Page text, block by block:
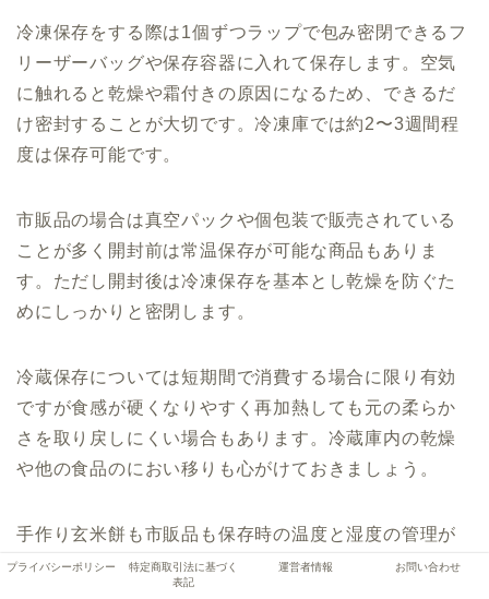
冷凍保存をする際は1個ずつラップで包み密閉できるフ
リーザーバッグや保存容器に入れて保存します。空気
に触れると乾燥や霜付きの原因になるため、できるだ
け密封することが大切です。冷凍庫では約2〜3週間程
度は保存可能です。
市販品の場合は真空パックや個包装で販売されている
ことが多く開封前は常温保存が可能な商品もありま
す。ただし開封後は冷凍保存を基本とし乾燥を防ぐた
めにしっかりと密閉します。
冷蔵保存については短期間で消費する場合に限り有効
ですが食感が硬くなりやすく再加熱しても元の柔らか
さを取り戻しにくい場合もあります。冷蔵庫内の乾燥
や他の食品のにおい移りも心がけておきましょう。
手作り玄米餅も市販品も保存時の温度と湿度の管理が
味や食感に影響を与えます。少しの手間で品質を保つ
プライバシーポリシー
特定商取引法に基づく
表記
運営者情報 お問い合わせ